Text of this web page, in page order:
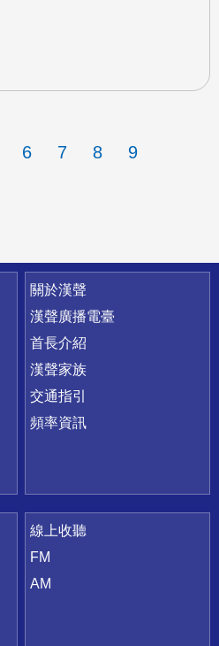
6 7 8 9
關於漢聲
漢聲廣播電臺
首長介紹
漢聲家族
交通指引
頻率資訊
線上收聽
FM
AM